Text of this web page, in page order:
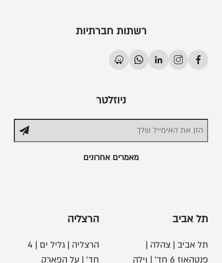
רשתות חברתיות
ניוזלטר
מאמרים אחרונים
תל אביב
תל אביב | צהלה |
פנטהאוז 6 חד׳ | וילה
הרצליה
הרצליה | גליל ים | 4
חד׳ | על הפארק